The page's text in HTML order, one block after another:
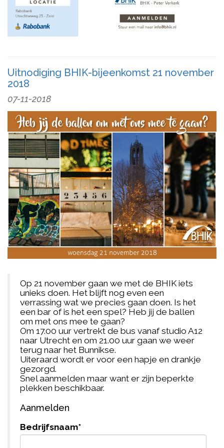
Uitnodiging BHIK-bijeenkomst 21 november
2018
07-11-2018
Op 21 november gaan we met de BHIK iets
unieks doen. Het blijft nog even een
verrassing wat we precies gaan doen. Is het
een bar of is het een spel? Heb jij de ballen
om met ons mee te gaan?
Om 17.00 uur vertrekt de bus vanaf studio A12
naar Utrecht en om 21.00 uur gaan we weer
terug naar het Bunnikse.
Uiteraard wordt er voor een hapje en drankje
gezorgd.
Snel aanmelden maar want er zijn beperkte
plekken beschikbaar.
Aanmelden
Bedrijfsnaam*